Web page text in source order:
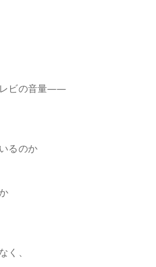
レビの音量――
るのか
く、